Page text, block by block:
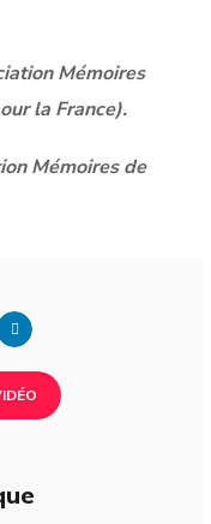
Mémoires
la France).
Mémoires de